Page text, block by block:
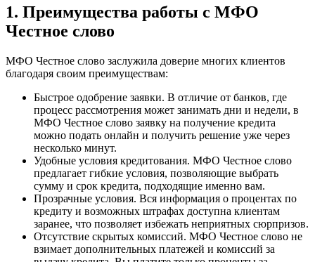
1. Преимущества работы с МФО
Честное слово
МФО Честное слово заслужила доверие многих клиентов
благодаря своим преимуществам:
Быстрое одобрение заявки. В отличие от банков, где
процесс рассмотрения может занимать дни и недели, в
МФО Честное слово заявку на получение кредита
можно подать онлайн и получить решение уже через
несколько минут.
Удобные условия кредитования. МФО Честное слово
предлагает гибкие условия, позволяющие выбрать
сумму и срок кредита, подходящие именно вам.
Прозрачные условия. Вся информация о процентах по
кредиту и возможных штрафах доступна клиентам
заранее, что позволяет избежать неприятных сюрпризов.
Отсутствие скрытых комиссий. МФО Честное слово не
взимает дополнительных платежей и комиссий за